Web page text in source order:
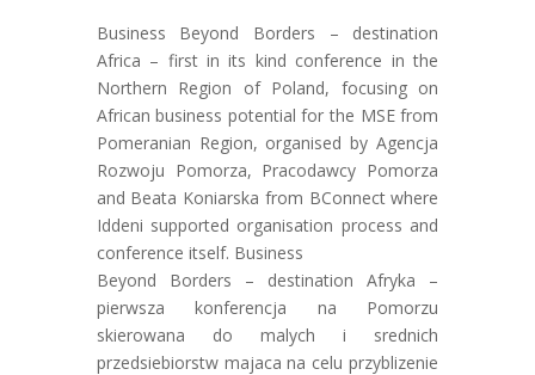
Business Beyond Borders – destination
Africa – first in its kind conference in the
Northern Region of Poland, focusing on
African business potential for the MSE from
Pomeranian Region, organised by Agencja
Rozwoju Pomorza, Pracodawcy Pomorza
and Beata Koniarska from BConnect where
Iddeni supported organisation process and
conference itself. Business
Beyond Borders – destination Afryka –
pierwsza konferencja na Pomorzu
skierowana do malych i srednich
przedsiebiorstw majaca na celu przyblizenie